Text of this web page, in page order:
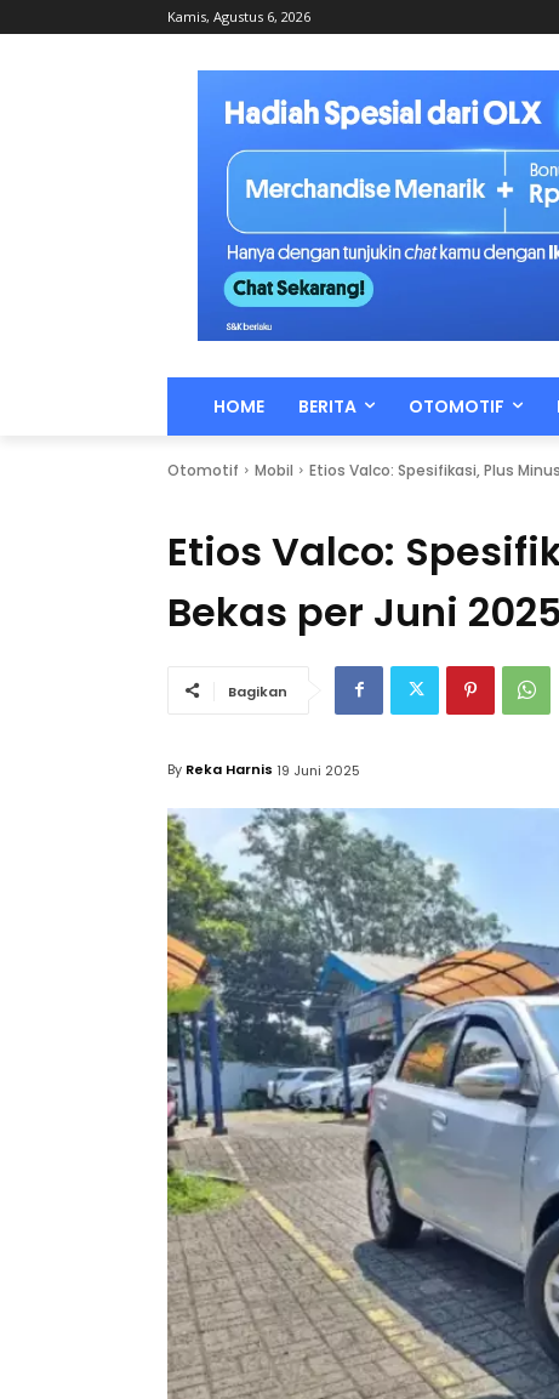
Kamis, Agustus 6, 2026
HOME BERITA OTOMOTIF
Otomotif Mobil Etios Valco: Spesifikasi, Plus
Etios Valco:
Bekas per Juni 2025
Bagikan
By Reka Harnis 19 Juni 2025